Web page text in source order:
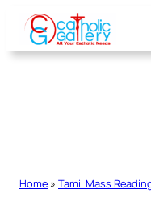
Skip
content
Home » Tamil Mass